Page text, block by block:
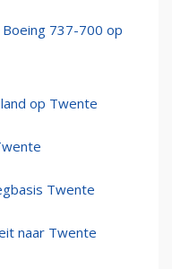
Boeing 737-700 op
op Twente
Twente
naar Twente